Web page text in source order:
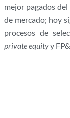
mejor pagados
de mercado; hoy
procesos de
private equityy